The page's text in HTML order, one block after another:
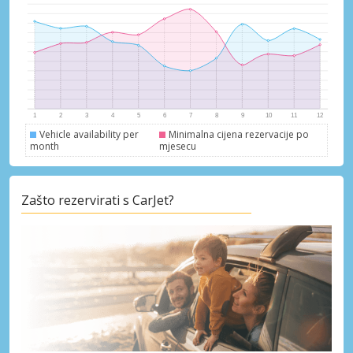
Posebni popusti
Pristupite ekskluzivnim ponudama naših
dobavljača
Vehicle availability per
month
Minimalna cijena rezervacije po
mjesecu
Zašto rezervirati s CarJet?